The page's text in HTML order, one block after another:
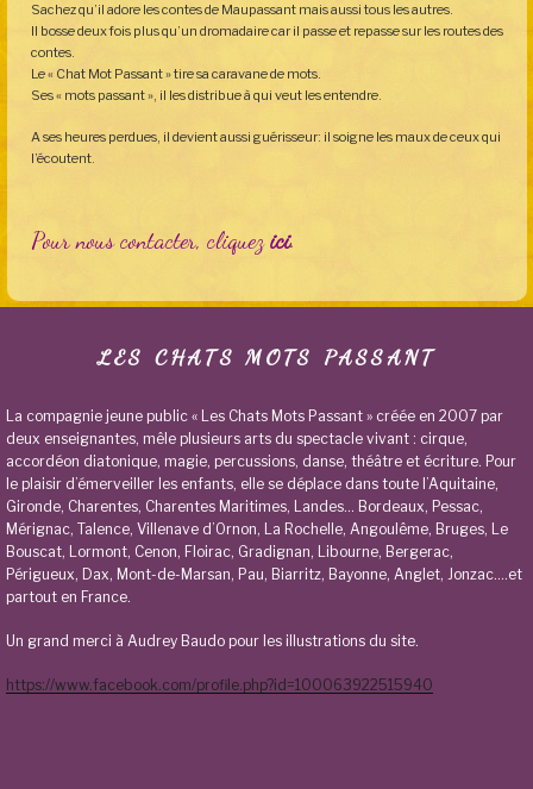
Sachez qu’il adore les contes de Maupassant mais aussi tous les autres.
Il bosse deux fois plus qu’un dromadaire car il passe et repasse sur les routes des
contes.
Le « Chat Mot Passant » tire sa caravane de mots.
Ses « mots passant », il les distribue à qui veut les entendre.
A ses heures perdues, il devient aussi guérisseur: il soigne les maux de ceux qui
l’écoutent.
Pour nous contacter, cliquezici.
LES CHATS MOTS PASSANT
La compagnie jeune public « Les Chats Mots Passant » créée en 2007 par
deux enseignantes, mêle plusieurs arts du spectacle vivant : cirque,
accordéon diatonique, magie, percussions, danse, théâtre et écriture. Pour
le plaisir d’émerveiller les enfants, elle se déplace dans toute l’Aquitaine,
Gironde, Charentes, Charentes Maritimes, Landes… Bordeaux, Pessac,
Mérignac, Talence, Villenave d’Ornon, La Rochelle, Angoulême, Bruges, Le
Bouscat, Lormont, Cenon, Floirac, Gradignan, Libourne, Bergerac,
Périgueux, Dax, Mont-de-Marsan, Pau, Biarritz, Bayonne, Anglet, Jonzac….et
partout en France.
Un grand merci à Audrey Baudo pour les illustrations du site.
https://www.facebook.com/profile.php?id=100063922515940